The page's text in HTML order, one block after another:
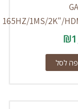
165HZ/1MS/2K"/
₪
לסל